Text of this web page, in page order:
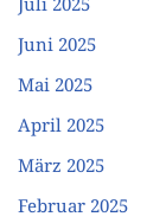
Juni 2025
Mai 2025
April 2025
März 2025
Februar 2025